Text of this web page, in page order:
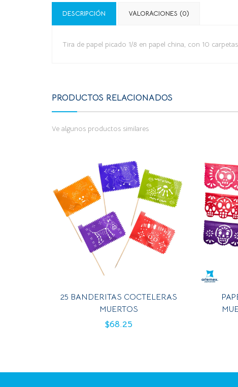
DESCRIPCIÓN VALORACIONES (0)
Tira de papel picado 1/8 en papel china, con 10
PRODUCTOS RELACIONADOS
Ve algunos productos similares
25 BANDERITAS COCTELERAS
MUERTOS
$68.25